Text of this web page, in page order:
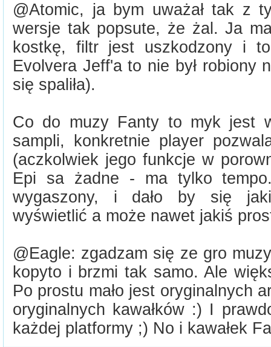
@Atomic, ja bym uważał tak z
wersje tak popsute, że żal. Ja
kostkę, filtr jest uszkodzony i
Evolvera Jeff'a to nie był robiony
się spaliła).
Co do muzy Fanty to myk jest
sampli, konkretnie player
(aczkolwiek jego funkcje w
Epi sa żadne - ma tylko
wygaszony, i dało by się
wyświetlić a może nawet jakiś
@Eagle: zgadzam się ze gro
kopyto i brzmi tak samo. Ale
Po prostu mało jest oryginalnych
oryginalnych kawałków :) I
każdej platformy ;) No i kawałek